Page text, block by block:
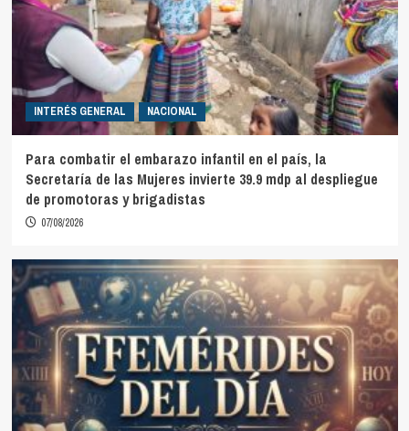
INTERÉS GENERAL NACIONAL
Para combatir el embarazo infantil en el país, la
Secretaría de las Mujeres invierte 39.9 mdp al despliegue
de promotoras y brigadistas
07/08/2026